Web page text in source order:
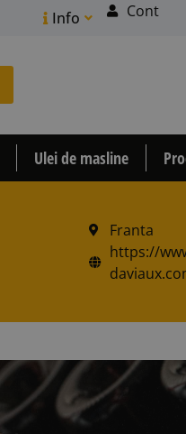
Info Cont
Ulei de masline
Franta
https://